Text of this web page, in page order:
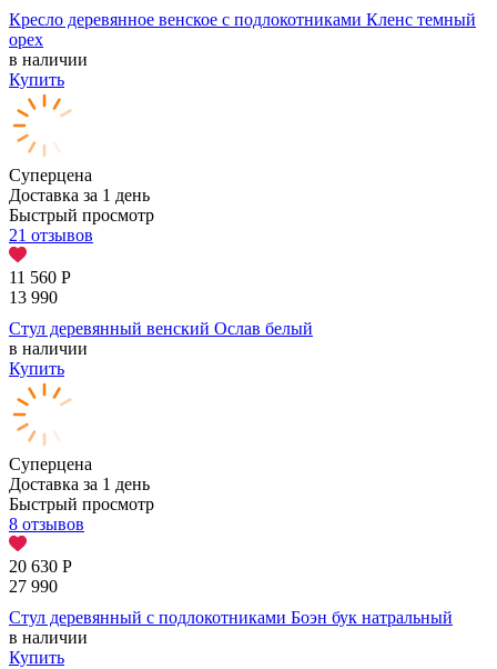
Кресло деревянное венское с подлокотниками Кленс темный
орех
в наличии
Купить
Суперцена
Доставка за 1 день
Быстрый просмотр
21 отзывов
11 560 Р
13 990
Стул деревянный венский Ослав белый
в наличии
Купить
Суперцена
Доставка за 1 день
Быстрый просмотр
8 отзывов
20 630 Р
27 990
Стул деревянный с подлокотниками Боэн бук натральный
в наличии
Купить